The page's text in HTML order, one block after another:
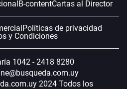
B-contentCartas al Director
Políticas de privacidad
y Condiciones
1042 - 2418 8280
2024 Todos los